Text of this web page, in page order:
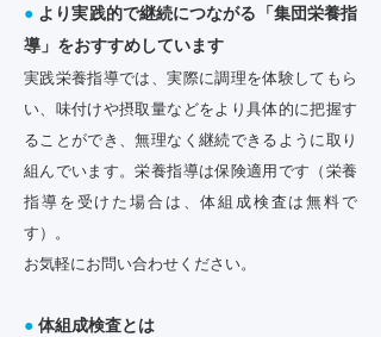
● より実践的で継続につながる「 集団栄養指
導」をおすすめしています
実践栄養指導では、実際に調理を体験してもら
い、味付けや摂取量などをより具体的に把握す
ることができ、無理なく継続できるように取り
組んでいます。栄養指導は保険適用です（栄養
指導を受けた場合は、体組成検査は無料で
す）。
​お気軽にお問い合わせください。
● 体組成検査とは